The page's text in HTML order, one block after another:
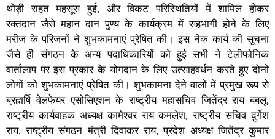
थोड़ी राहत महसूस हुई, और विकट परिस्थितियों में शामिल होकर
रक्तदान जैसे महान दान पुण्य के कार्यक्रम में सहभागी होने के लिए
मरीज के परिजनों ने शुभकामनाएं प्रेषित की। इस नेक कार्य की सूचना
जैसे ही संगठन के अन्य पदाधिकारियों को हुई सभी ने टेलीफोनिक
वार्तालाप पर इस प्रकार के योगदान के लिए उत्साहवर्धन करते हुए दोनों
लोगों को शुभकामनाएं प्रेषित की। शुभकामना देने वालों में प्रमुख रूप से
ब्रह्मर्षि वेलफेयर एसोसिएशन के राष्ट्रीय महासचिव जितेंद्र राय बबलू,
राष्ट्रीय कार्यवाहक अध्यक्ष कामेश्वर राय कमलेश, राष्ट्रीय सचिव दुर्गेश
राय, राष्ट्रीय संगठन मंत्री दिवाकर राय, प्रदेश अध्यक्ष जितेंद्र कुमार